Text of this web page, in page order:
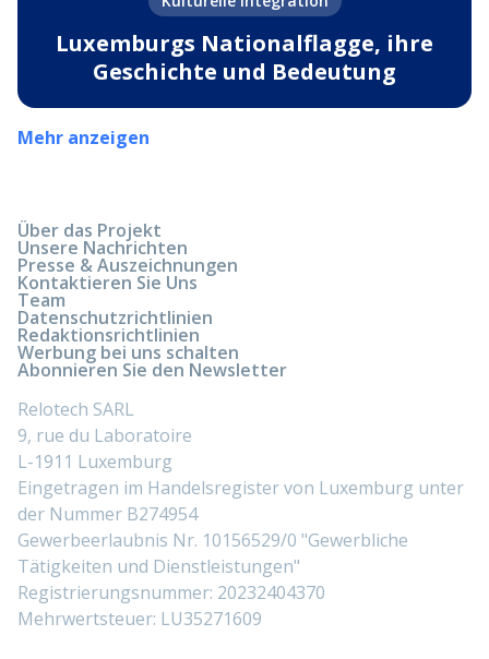
Luxemburgs Nationalflagge, ihre
Geschichte und Bedeutung
Mehr anzeigen
Über das Projekt
Unsere Nachrichten
Presse & Auszeichnungen
Kontaktieren Sie Uns
Team
Datenschutzrichtlinien
Redaktionsrichtlinien
Werbung bei uns schalten
Abonnieren Sie den Newsletter
Relotech SARL
9, rue du Laboratoire
L-1911 Luxemburg
Eingetragen im Handelsregister von Luxemburg unter
der Nummer B274954
Gewerbeerlaubnis Nr. 10156529/0 "Gewerbliche
Tätigkeiten und Dienstleistungen"
Registrierungsnummer: 20232404370
Mehrwertsteuer: LU35271609